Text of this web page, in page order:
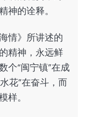
神的诠释。
情》所讲述的
精神，永远鲜
个“闽宁镇”在成
花”在奋斗，而
样。